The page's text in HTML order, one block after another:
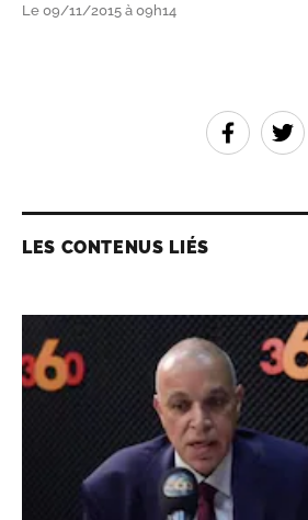
Le 09/11/2015 à 09h14
LES CONTENUS LIÉS